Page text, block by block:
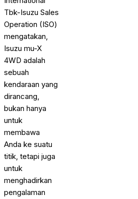
Tbk-Isuzu Sales
Operation (ISO)
mengatakan,
Isuzu mu-X
4WD adalah
sebuah
kendaraan yang
dirancang,
bukan hanya
untuk
membawa
Anda ke suatu
titik, tetapi juga
untuk
menghadirkan
pengalaman